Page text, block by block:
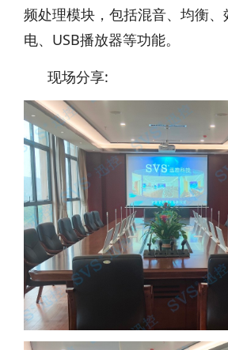
频处理模块，包括混音、均衡
电、USB播放器等功能。
现场分享: